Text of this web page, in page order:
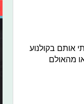
אותם בקולנוע
מהאולם